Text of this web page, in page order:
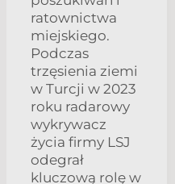
ratownictwa
miejskiego.
Podczas
trzęsienia ziemi
w Turcji w 2023
roku radarowy
wykrywacz
życia firmy LSJ
odegrał
kluczową rolę w